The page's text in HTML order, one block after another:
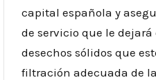
capital española y
de servicio que le
desechos sólidos que
filtración adecuada de